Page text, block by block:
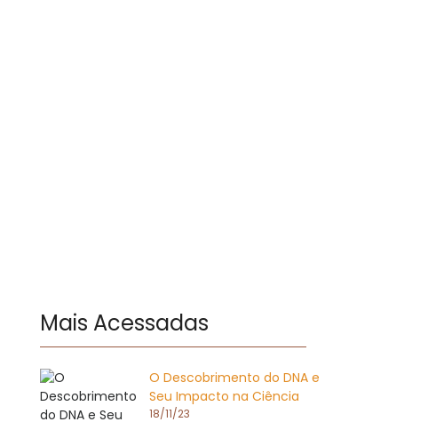
Mais Acessadas
O Descobrimento do DNA e
Seu Impacto na Ciência
18/11/23